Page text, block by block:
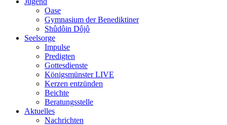
Oase
Gymnasium der Benediktiner
Shûdôin Dôjô
Seelsorge
Impulse
Predigten
Gottesdienste
Königsmünster LIVE
Kerzen entzünden
Beichte
Beratungsstelle
Aktuelles
Nachrichten